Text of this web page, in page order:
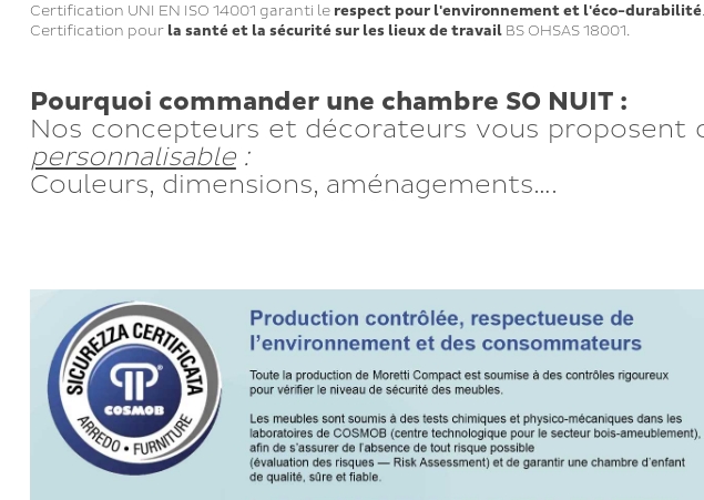
Certification UNI EN ISO 14001 garanti le respect pour l'environnement et l'éco-durabilité.
Certification pour la santé et la sécurité sur les lieux de travailBS OHSAS 18001.
Pourquoi commander une chambre SO NUIT :
Nos concepteurs et décorateurs vous proposent
personnalisable:
Couleurs, dimensions, aménagements….